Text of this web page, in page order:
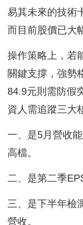
易其未來的技術
而目前股價已大
操作策略上，若
關鍵支撐，強勢
84.9元則需防假
資人需追蹤三大
一、是5月營收
高檔。
二、是第二季
三、是下半年檢
營收。